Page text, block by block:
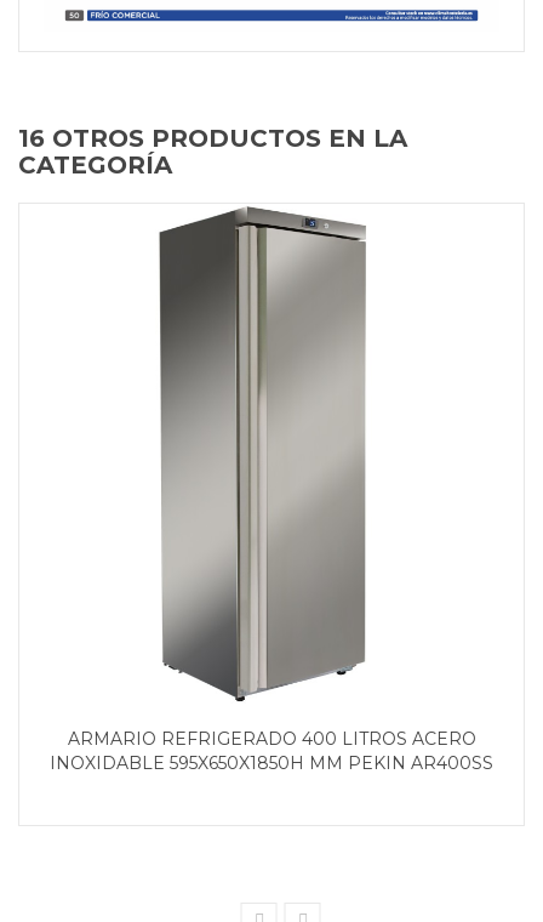
16 OTROS PRODUCTOS EN LA
CATEGORÍA
ARMARIO REFRIGERADO 400 LITROS ACERO
INOXIDABLE 595X650X1850H MM PEKIN AR400SS